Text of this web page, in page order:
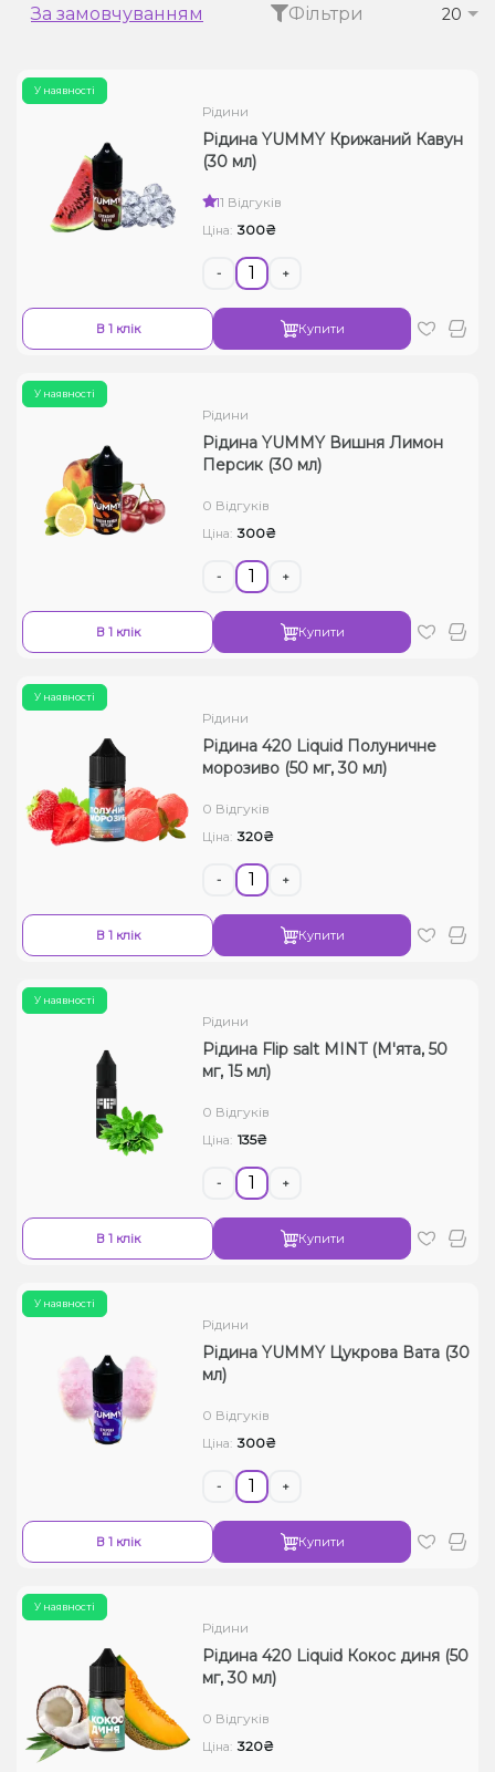
Рідини для електронних сигарет
Подарункові набори
За замовчуванням Фільтри 20
У наявності
Рідини
Рідина YUMMY Крижаний Кавун
(30 мл)
11 Відгуків
Ціна: 300₴
- +
В 1 клік Купити
У наявності
Рідини
Рідина YUMMY Вишня Лимон
Персик (30 мл)
0 Відгуків
Ціна: 300₴
- +
В 1 клік Купити
У наявності
Рідини
Рідина 420 Liquid Полуничне
морозиво (50 мг, 30 мл)
0 Відгуків
Ціна: 320₴
- +
В 1 клік Купити
У наявності
Рідини
Рідина Flip salt MINT (М'ята, 50
мг, 15 мл)
0 Відгуків
Ціна: 135₴
- +
В 1 клік Купити
У наявності
Рідини
Рідина YUMMY Цукрова Вата (30
мл)
0 Відгуків
Ціна: 300₴
- +
В 1 клік Купити
У наявності
Рідини
Рідина 420 Liquid Кокос диня (50
мг, 30 мл)
0 Відгуків
Ціна: 320₴